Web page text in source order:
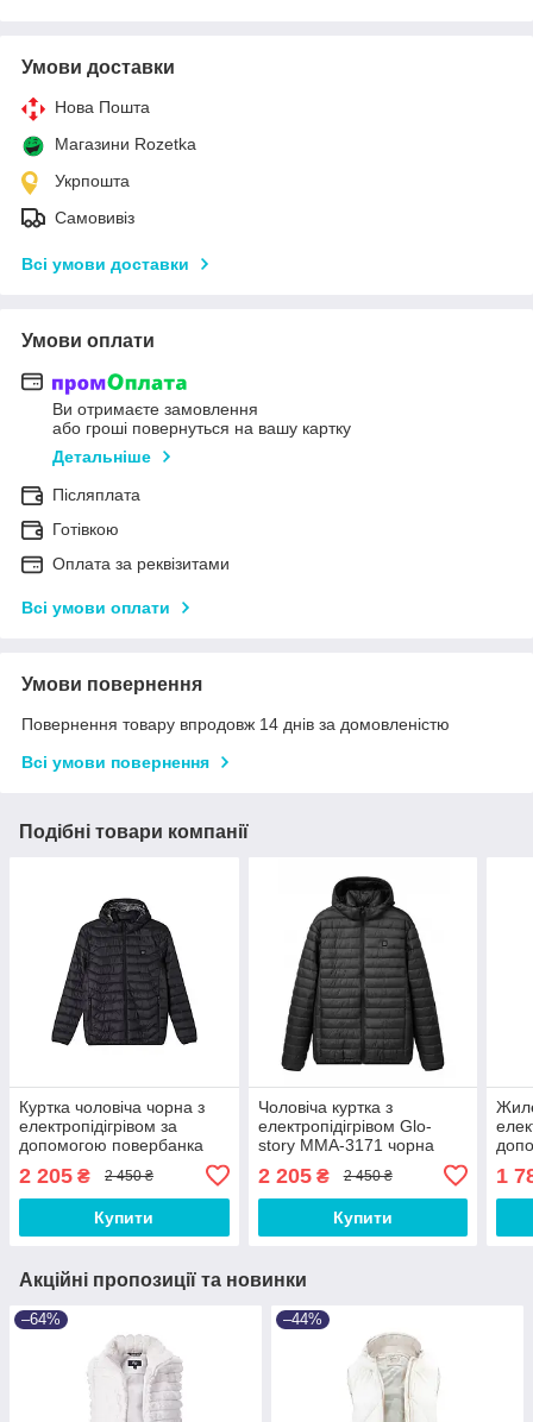
Умови доставки
Нова Пошта
Магазини Rozetka
Укрпошта
Самовивіз
Всі умови доставки
Умови оплати
Ви отримаєте замовлення
або гроші повернуться на вашу картку
Детальніше
Післяплата
Готівкою
Оплата за реквізитами
Всі умови оплати
Умови повернення
Повернення товару впродовж 14 днів за домовленістю
Всі умови повернення
Подібні товари компанії
Куртка чоловіча чорна з
електропідігрівом за
допомогою повербанка
2 205 ₴ 2 450 ₴
Купити
Чоловіча куртка з
електропідігрівом Glo-
story MMA-3171 чорна
2 205₴ 2 450 ₴
Купити
1
Акційні пропозиції та новинки
–64% –44%